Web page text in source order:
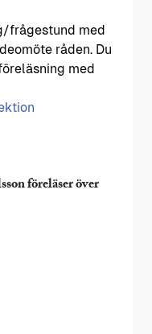
frågestund med
råden. Du
med
föreläser över